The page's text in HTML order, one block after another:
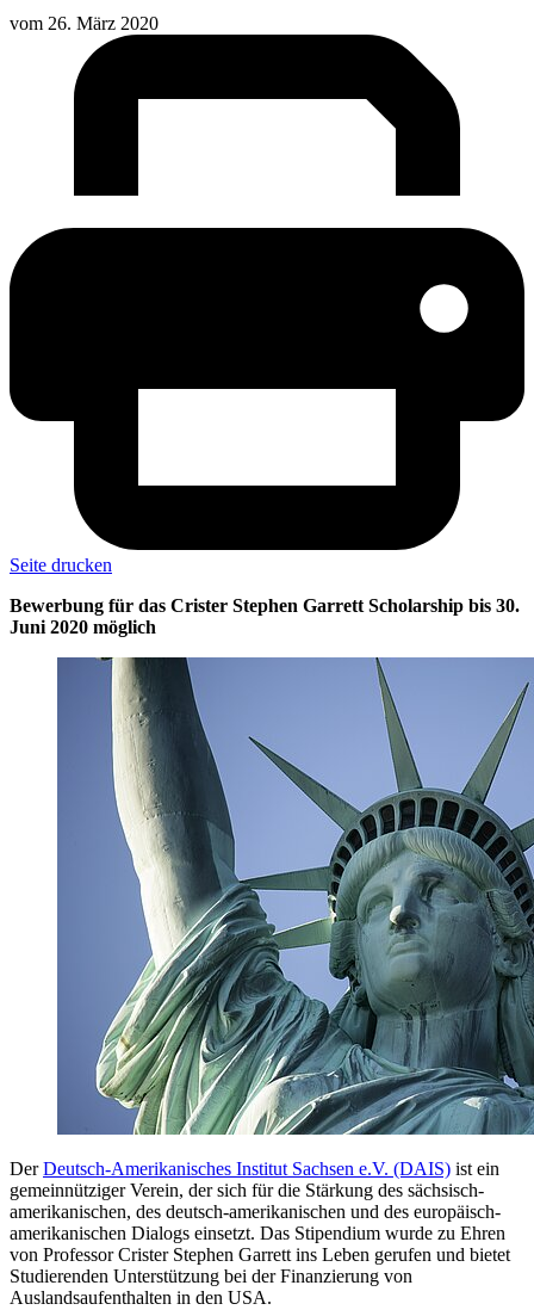
vom 26. März 2020
Seite drucken
Bewerbung für das Crister Stephen Garrett Scholarship bis 30.
Juni 2020 möglich
DerDeutsch-Amerikanisches Institut Sachsen e.V. (DAIS) ist ein
gemeinnütziger Verein, der sich für die Stärkung des sächsisch-
amerikanischen, des deutsch-amerikanischen und des europäisch-
amerikanischen Dialogs einsetzt. Das Stipendium wurde zu Ehren
von Professor Crister Stephen Garrett ins Leben gerufen und bietet
Studierenden Unterstützung bei der Finanzierung von
Auslandsaufenthalten in den USA.